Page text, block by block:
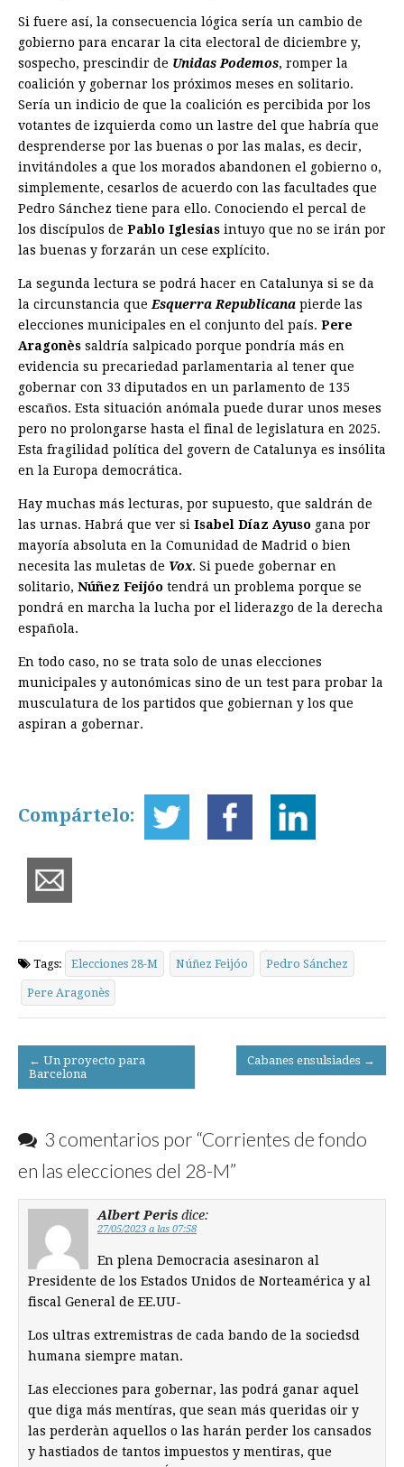
Si fuere así, la consecuencia lógica sería un cambio de
gobierno para encarar la cita electoral de diciembre y,
sospecho, prescindir de Unidas Podemos, romper la
coalición y gobernar los próximos meses en solitario.
Sería un indicio de que la coalición es percibida por los
votantes de izquierda como un lastre del que habría que
desprenderse por las buenas o por las malas, es decir,
invitándoles a que los morados abandonen el gobierno o,
simplemente, cesarlos de acuerdo con las facultades que
Pedro Sánchez tiene para ello. Conociendo el percal de
los discípulos de Pablo Iglesias intuyo que no se irán por
las buenas y forzarán un cese explícito.
La segunda lectura se podrá hacer en Catalunya si se da
la circunstancia que Esquerra Republicana pierde las
elecciones municipales en el conjunto del país. Pere
Aragonès saldría salpicado porque pondría más en
evidencia su precariedad parlamentaria al tener que
gobernar con 33 diputados en un parlamento de 135
escaños. Esta situación anómala puede durar unos meses
pero no prolongarse hasta el final de legislatura en 2025.
Esta fragilidad política del govern de Catalunya es insólita
en la Europa democrática.
Hay muchas más lecturas, por supuesto, que saldrán de
las urnas. Habrá que ver si Isabel Díaz Ayuso gana por
mayoría absoluta en la Comunidad de Madrid o bien
necesita las muletas de Vox. Si puede gobernar en
solitario, Núñez Feijóo tendrá un problema porque se
pondrá en marcha la lucha por el liderazgo de la derecha
española.
En todo caso, no se trata solo de unas elecciones
municipales y autonómicas sino de un test para probar la
musculatura de los partidos que gobiernan y los que
aspiran a gobernar.
Compártelo:
Tags: Elecciones 28-M Núñez Feijóo Pedro Sánchez
Pere Aragonès
Post
navigation
← Un proyecto para
Barcelona
Cabanes ensulsiades →
3 comentarios por “Corrientes de fondo
en las elecciones del 28-M”
Albert Peris dice:
27/05/2023 a las 07:58
En plena Democracia asesinaron al
Presidente de los Estados Unidos de Norteamérica y al
fiscal General de EE.UU-
Los ultras extremistras de cada bando de la sociedsd
humana siempre matan.
Las elecciones para gobernar, las podrá ganar aquel
que diga más mentíras, que sean más queridas oir y
las perderàn aquellos o las harán perder los cansados
y hastiados de tantos impuestos y mentiras, que